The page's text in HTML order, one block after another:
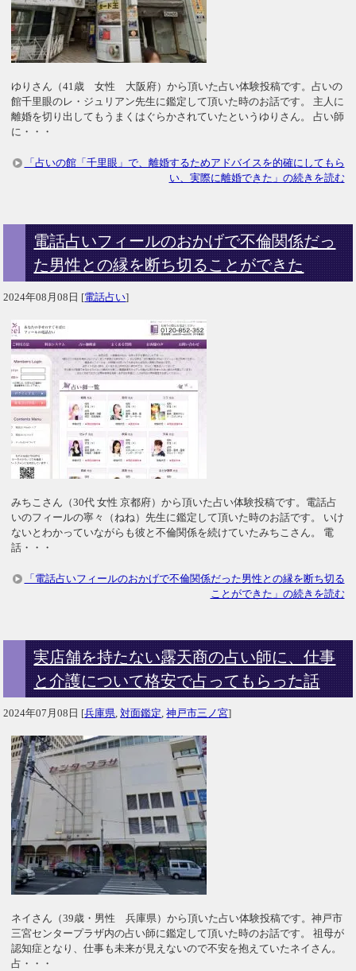
ゆりさん（41歳 女性 大阪府）から頂いた占い体験投稿です。占いの
館千里眼のレ・ジュリアン先生に鑑定して頂いた時のお話です。 主人に
離婚を切り出してもうまくはぐらかされていたというゆりさん。 占い師
に・・・
「占いの館「千里眼」で、離婚するためアドバイスを的確にしてもら
い、実際に離婚できた」の続きを読む
電話占いフィールのおかげで不倫関係だっ
た男性との縁を断ち切ることができた
2024年08月08日 [電話占い]
みちこさん（30代 女性 京都府）から頂いた占い体験投稿です。電話占
いのフィールの寧々（ねね）先生に鑑定して頂いた時のお話です。 いけ
ないとわかっていながらも彼と不倫関係を続けていたみちこさん。 電
話・・・
「電話占いフィールのおかげで不倫関係だった男性との縁を断ち切る
ことができた」の続きを読む
実店舗を持たない露天商の占い師に、仕事
と介護について格安で占ってもらった話
2024年07月08日 [兵庫県 ,対面鑑定 ,神戸市三ノ宮]
ネイさん（39歳・男性 兵庫県）から頂いた占い体験投稿です。神戸市
三宮センタープラザ内の占い師に鑑定して頂いた時のお話です。 祖母が
認知症となり、仕事も未来が見えないので不安を抱えていたネイさん。
占・・・